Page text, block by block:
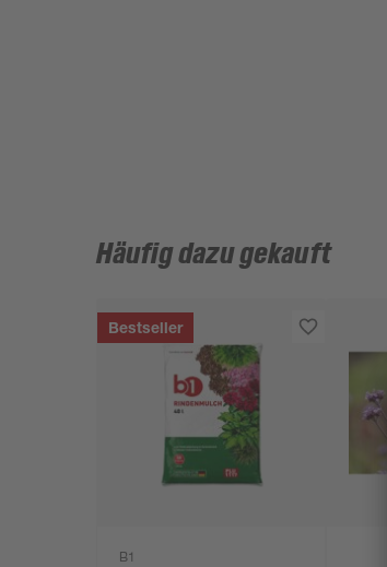
Häufig dazu gekauft
Bestseller
B1